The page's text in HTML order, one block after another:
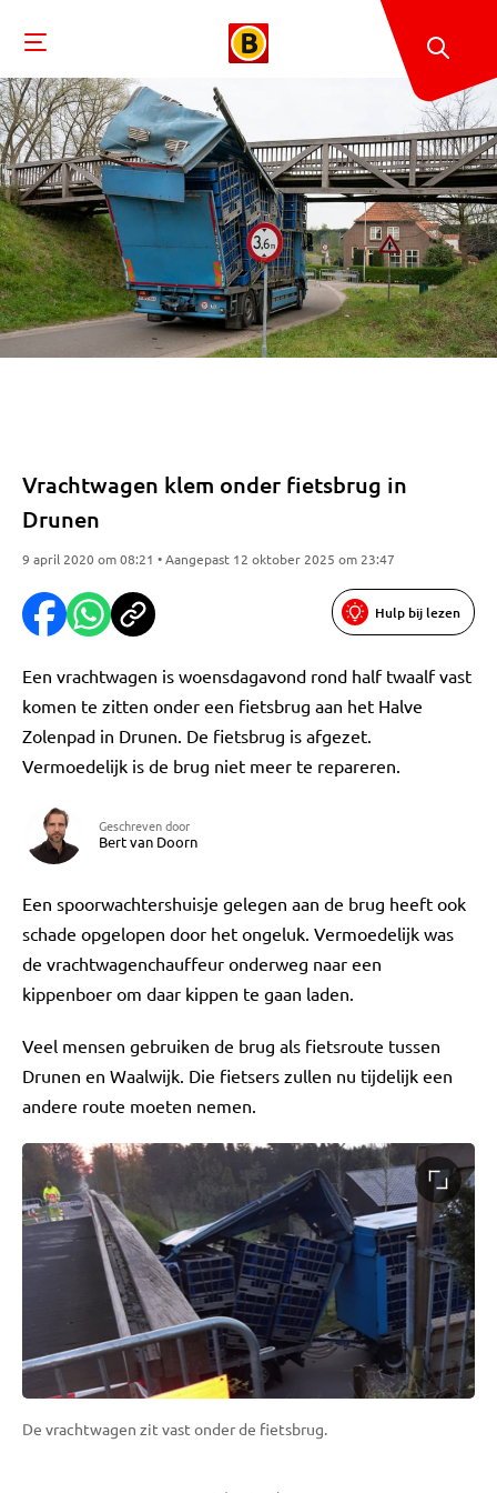
Vrachtwagen klem onder fietsbrug in
Drunen
9 april 2020 om 08:21 • Aangepast 12 oktober 2025 om 23:47
Hulp bij lezen
Een vrachtwagen is woensdagavond rond half twaalf vast
komen te zitten onder een fietsbrug aan het Halve
Zolenpad in Drunen. De fietsbrug is afgezet.
Vermoedelijk is de brug niet meer te repareren.
Geschreven door
Bert van Doorn
Een spoorwachtershuisje gelegen aan de brug heeft ook
schade opgelopen door het ongeluk. Vermoedelijk was
de vrachtwagenchauffeur onderweg naar een
kippenboer om daar kippen te gaan laden.
Veel mensen gebruiken de brug als fietsroute tussen
Drunen en Waalwijk. Die fietsers zullen nu tijdelijk een
andere route moeten nemen.
De vrachtwagen zit vast onder de fietsbrug.